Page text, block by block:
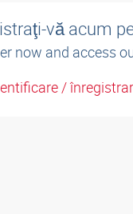
vă acum
now and access
/